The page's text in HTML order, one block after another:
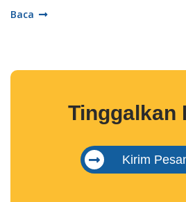
Baca
Tinggalkan
Kirim